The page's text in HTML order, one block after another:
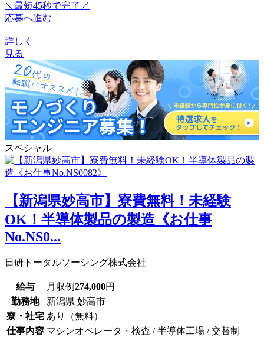
＼最短45秒で完了／
応募へ進む
詳しく
見る
スペシャル
【新潟県妙高市】寮費無料！未経験
OK！半導体製品の製造《お仕事
No.NS0...
日研トータルソーシング株式会社
給与 月収例274,000円
勤務地
新潟県 妙高市
寮・社宅 あり（無料）
仕事内容 マシンオペレータ・検査 / 半導体工場 / 交替制